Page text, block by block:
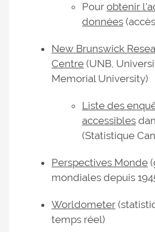
Pour obtenir
données
New Brunswick
Centre (UNB,
Memorial University)
Liste des
accessibles
(Statistique
Perspectives Monde
mondiales depuis
Worldometer
temps réel)